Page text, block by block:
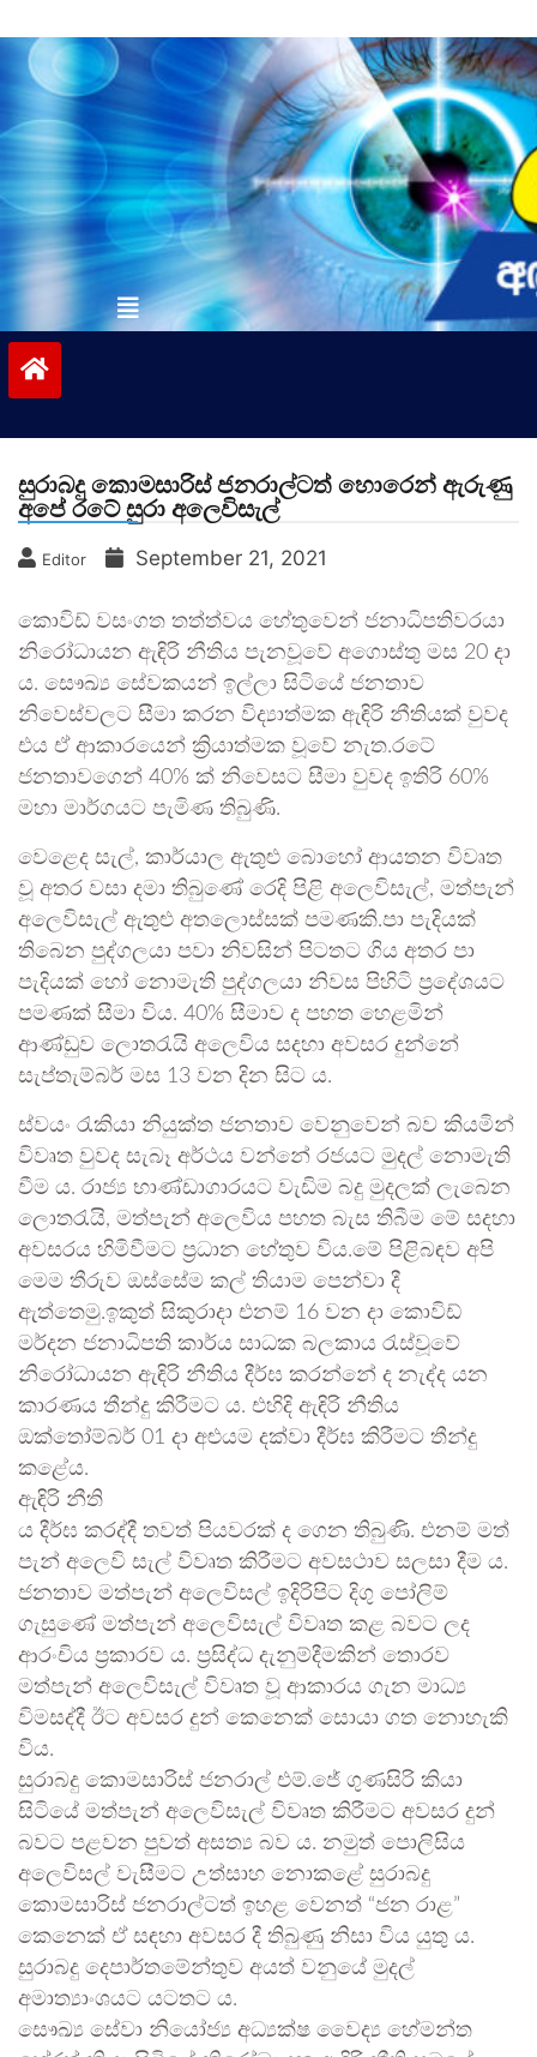
to
contentvinivida.lk
සුරාබදු කොමසාරිස් ජනරාල්ටත් හොරෙන් ඇරුණු
අපේ රටේ සුරා අලෙවිසැල්
Editor September 21, 2021
කොවිඩ් වසංගත තත්ත්වය හේතුවෙන් ජනාධිපතිවරයා
නිරෝධායන ඇඳිරි නීතිය පැනවූවේ අගොස්තු මස 20 දා
ය. සෞඛ්‍ය සේවකයන් ඉල්ලා සිටියේ ජනතාව
නිවෙස්වලට සීමා කරන විද්‍යාත්මක ඇඳිරි නීතියක් වුවද
එය ඒ ආකාරයෙන් ක්‍රියාත්මක වූවේ නැත.රටේ
ජනතාවගෙන් 40% ක් නිවෙසට සීමා වුවද ඉතිරි 60%
මහා මාර්ගයට පැමිණ තිබුණි.
වෙළෙද සැල්, කාර්යාල ඇතුළු බොහෝ ආයතන විවෘත
වූ අතර වසා දමා තිබුණේ රෙදි පිළි අලෙවිසැල්, මත්පැන්
අලෙවිසැල් ඇතුළු අතලොස්සක් පමණකි.පා පැදියක්
තිබෙන පුද්ගලයා පවා නිවසින් පිටතට ගිය අතර පා
පැදියක් හෝ නොමැති පුද්ගලයා නිවස පිහිටි ප්‍රදේශයට
පමණක් සීමා විය. 40% සීමාව ද පහත හෙළමින්
ආණ්ඩුව ලොතරැයි අලෙවිය සදහා අවසර දුන්නේ
සැප්තැම්බර් මස 13 වන දින සිට ය.
ස්වයං රැකියා නියුක්ත ජනතාව වෙනුවෙන් බව කියමින්
විවෘත වුවද සැබෑ අර්ථය වන්නේ රජයට මුදල් නොමැති
වීම ය. රාජ්‍ය භාණ්ඩාගාරයට වැඩිම බදු මුදලක් ලැබෙන
ලොතරැයි, මත්පැන් අලෙවිය පහත බැස තිබීම මේ සදහා
අවසරය හිමිවීමට ප්‍රධාන හේතුව විය.මේ පිළිබඳව අපි
මෙම තීරුව ඔස්සේම කල් තියාම පෙන්වා දී
ඇත්තෙමු.ඉකුත් සිකුරාදා එනම් 16 වන දා කොවිඩ්
මර්දන ජනාධිපති කාර්ය සාධක බලකාය රැස්වූවේ
නිරෝධායන ඇඳිරි නීතිය දීර්ඝ කරන්නේ ද නැද්ද යන
කාරණය තීන්දු කිරීමට ය. එහිදි ඇඳිරි නීතිය
ඔක්තෝම්බර් 01 දා අළුයම දක්වා දීර්ඝ කිරීමට තීන්දු
කළේය.
ඇඳිරි නීති
ය දීර්ඝ කරද්දී තවත් පියවරක් ද ගෙන තිබුණි. එනම් මත්
පැන් අලෙවි සැල් විවෘත කිරීමට අවසථාව සලසා දීම ය.
ජනතාව මත්පැන් අලෙවිසල් ඉදිරිපිට දිගු පෝලිම්
ගැසුණේ මත්පැන් අලෙවිසැල් විවෘත කළ බවට ලද
ආරංචිය ප්‍රකාරව ය. ප්‍රසිද්ධ දැනුම්දීමකින් තොරව
මත්පැන් අලෙවිසැල් විවෘත වූ ආකාරය ගැන මාධ්‍ය
විමසද්දී ඊට අවසර දුන් කෙනෙක් සොයා ගත නොහැකි
විය.
සුරාබදු කොමසාරිස් ජනරාල් එම්.ජේ ගුණසිරි කියා
සිටියේ මත්පැන් අලෙවිසැල් විවෘත කිරීමට අවසර දුන්
බවට පළවන පුවත් අසත්‍ය බව ය. නමුත් පොලිසිය
අලෙවිසල් වැසීමට උත්සාහ නොකළේ සුරාබදු
කොමසාරිස් ජනරාල්ටත් ඉහළ වෙනත් “ජන රාළ”
කෙනෙක් ඒ සඳහා අවසර දී තිබුණු නිසා විය යුතු ය.
සුරාබදු දෙපාර්තමේන්තුව අයත් වනුයේ මුදල්
අමාත්‍යාංශයට යටතට ය.
සෞඛ්‍ය සේවා නියෝජ්‍ය අධ්‍යක්ෂ වෛද්‍ය හේමන්ත